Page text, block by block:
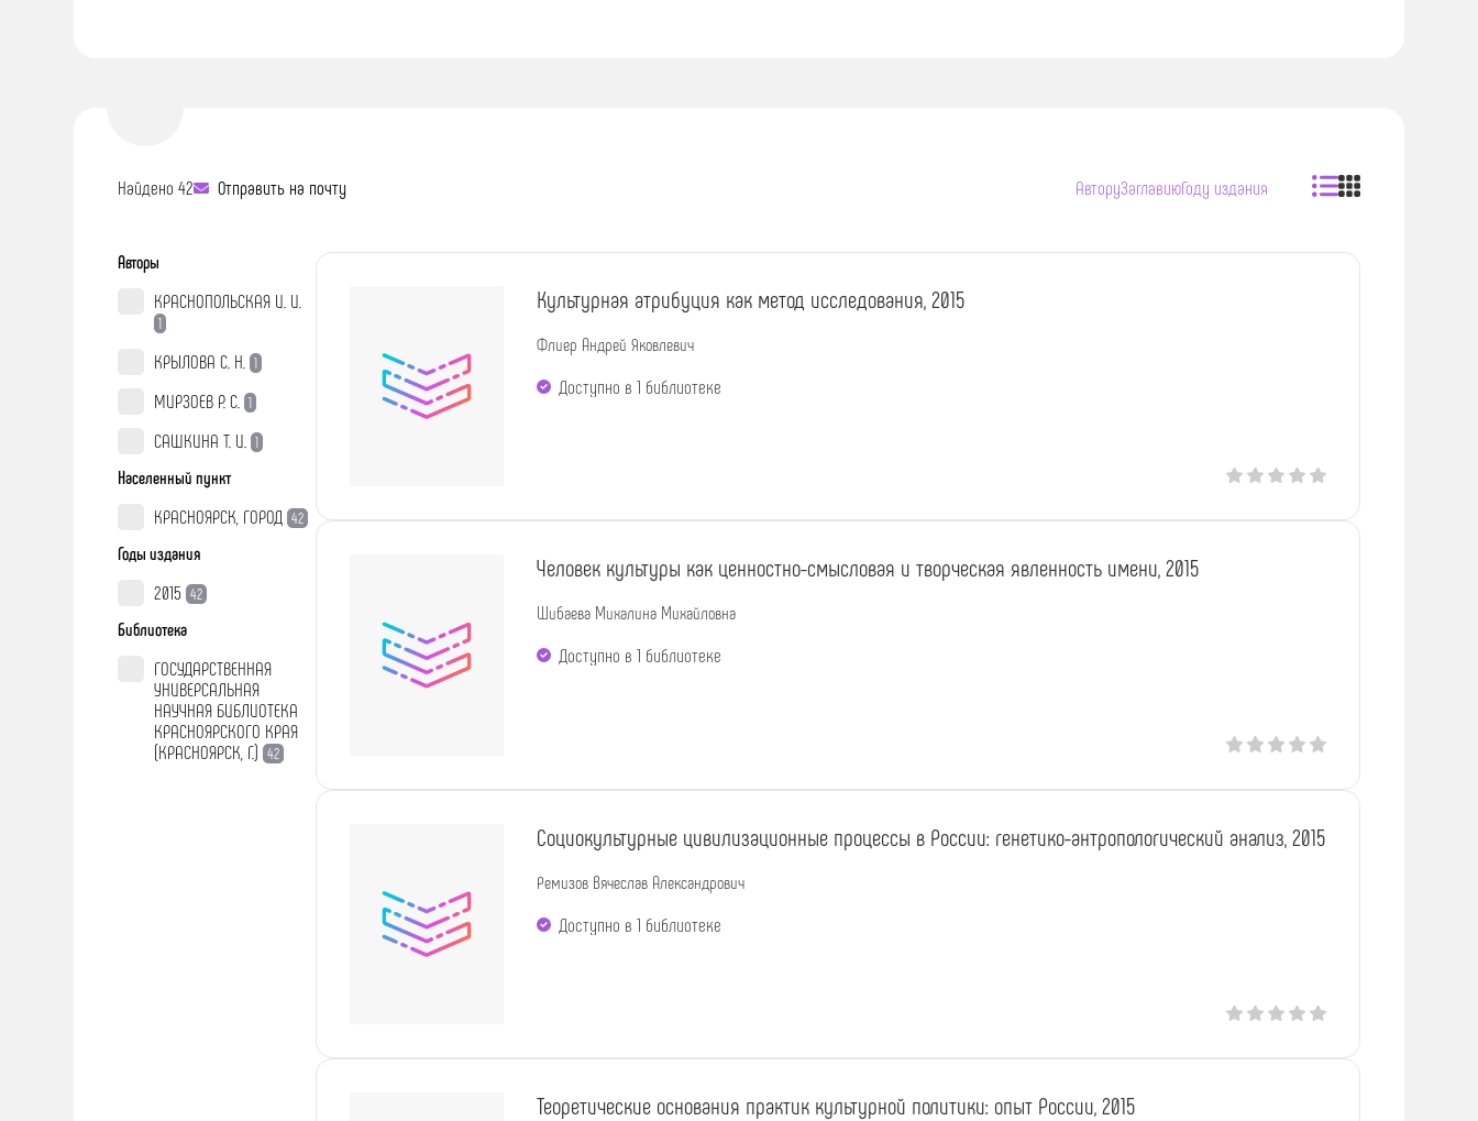
Найдено 42 Отправить на почту АвторуЗаглавиюГоду издания
Авторы
КРАСНОПОЛЬСКАЯ И. И.
1
КРЫЛОВА С. Н. 1
МИРЗОЕВ Р. С. 1
САШКИНА Т. И. 1
Населенный пункт
КРАСНОЯРСК, ГОРОД 42
Годы издания
2015 42
Библиотека
ГОСУДАРСТВЕННАЯ
УНИВЕРСАЛЬНАЯ
НАУЧНАЯ БИБЛИОТЕКА
КРАСНОЯРСКОГО КРАЯ
(КРАСНОЯРСК, Г.) 42
Культурная атрибуция как метод исследования, 2015
Флиер Андрей Яковлевич
Доступно в 1 библиотекe
Человек культуры как ценностно-смысловая и творческая явленность имени, 2015
Шибаева Михалина Михайловна
Доступно в 1 библиотекe
Социокультурные цивилизационные процессы в России: генетико-антропологический анализ, 2015
Ремизов Вячеслав Александрович
Доступно в 1 библиотекe
Теоретические основания практик культурной политики: опыт России, 2015